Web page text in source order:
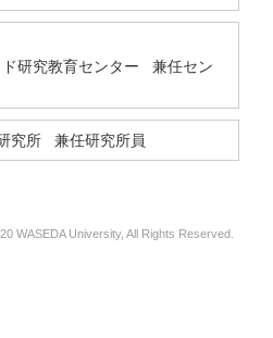
ド研究教育センター 兼任セン
究所 兼任研究所員
WASEDA University, All Rights Reserved.